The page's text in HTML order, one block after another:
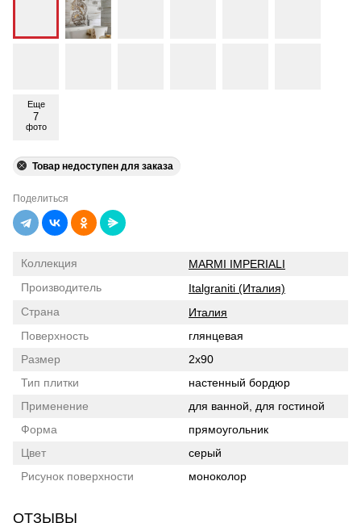
Еще
7
фото
Товар недоступен для заказа
Поделиться
Коллекция
MARMI IMPERIALI
Производитель
Italgraniti (Италия)
Страна
Италия
Поверхность
глянцевая
Размер
2x90
Тип плитки
настенный бордюр
Применение
для ванной, для гостиной
Форма
прямоугольник
Цвет
серый
Рисунок поверхности
моноколор
ОТЗЫВЫ